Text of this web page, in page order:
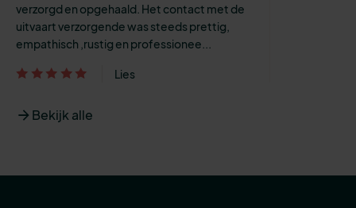
verzorgd en opgehaald. Het contact met de
uitvaart verzorgende was steeds prettig,
empathisch ,rustig en professionee...
Lies
Bekijk alle